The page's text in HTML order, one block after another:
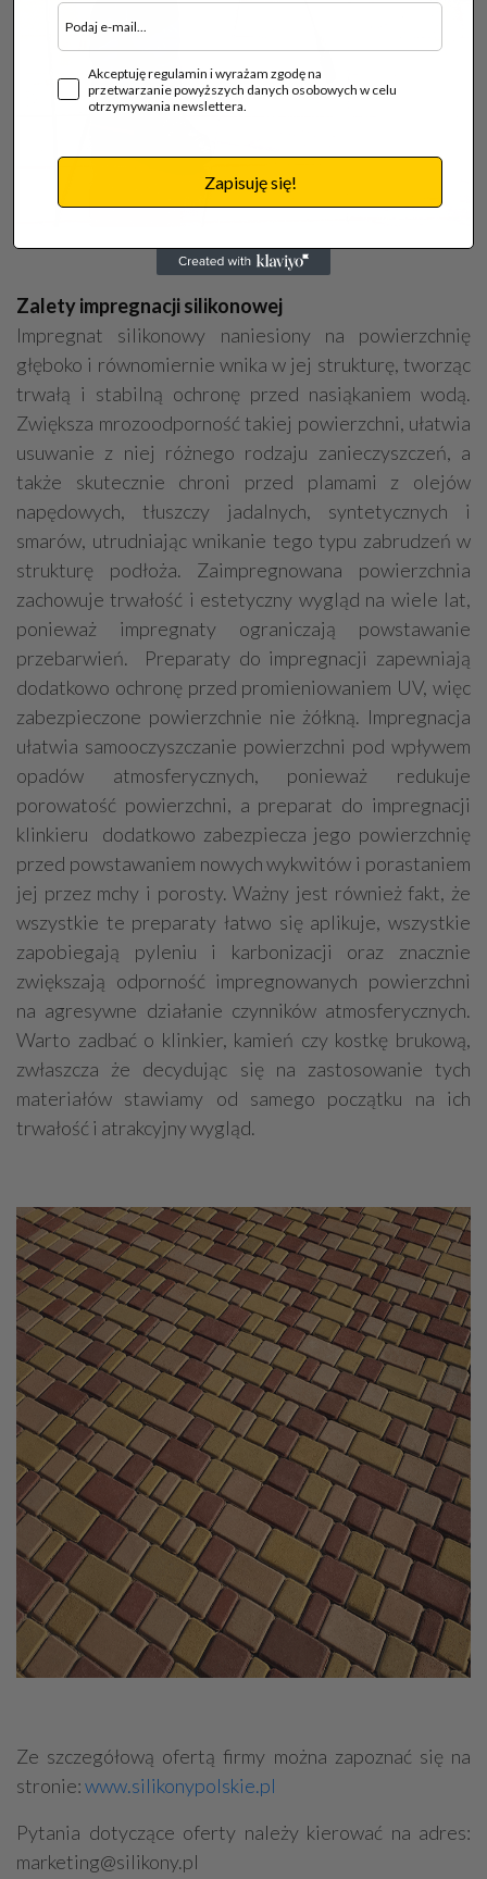
Zalety impregnacji silikonowej
Impregnat silikonowy naniesiony na powierzchnię
głęboko i równomiernie wnika w jej strukturę, tworząc
trwałą i stabilną ochronę przed nasiąkaniem wodą.
Zwiększa mrozoodporność takiej powierzchni, ułatwia
usuwanie z niej różnego rodzaju zanieczyszczeń, a
także skutecznie chroni przed plamami z olejów
napędowych, tłuszczy jadalnych, syntetycznych i
smarów, utrudniając wnikanie tego typu zabrudzeń w
strukturę podłoża. Zaimpregnowana powierzchnia
zachowuje trwałość i estetyczny wygląd na wiele lat,
ponieważ impregnaty ograniczają powstawanie
przebarwień. Preparaty do impregnacji zapewniają
dodatkowo ochronę przed promieniowaniem UV, więc
zabezpieczone powierzchnie nie żółkną. Impregnacja
ułatwia samooczyszczanie powierzchni pod wpływem
opadów atmosferycznych, ponieważ redukuje
porowatość powierzchni, a preparat do impregnacji
klinkieru dodatkowo zabezpiecza jego powierzchnię
przed powstawaniem nowych wykwitów i porastaniem
jej przez mchy i porosty. Ważny jest również fakt, że
wszystkie te preparaty łatwo się aplikuje, wszystkie
zapobiegają pyleniu i karbonizacji oraz znacznie
zwiększają odporność impregnowanych powierzchni
na agresywne działanie czynników atmosferycznych.
Warto zadbać o klinkier, kamień czy kostkę brukową,
zwłaszcza że decydując się na zastosowanie tych
materiałów stawiamy od samego początku na ich
trwałość i atrakcyjny wygląd.
Ze szczegółową ofertą firmy można zapoznać się na
stronie:www.silikonypolskie.pl
Pytania dotyczące oferty należy kierować na adres:
marketing@silikony.pl
Akceptuję regulamin i wyrażam zgodę na
przetwarzanie powyższych danych osobowych w celu
otrzymywania newslettera.
Zapisuję się!